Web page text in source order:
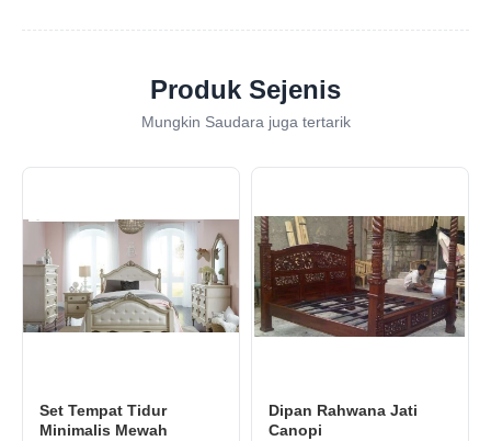
Produk Sejenis
Mungkin Saudara juga tertarik
Set Tempat Tidur
Minimalis Mewah
Dipan Rahwana Jati
Canopi